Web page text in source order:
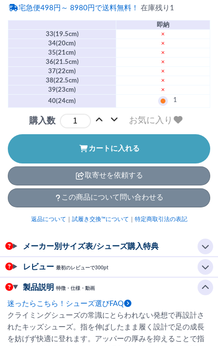
宅急便498円～ 8980円で送料無料！ 在庫残り1
即納
33(19.5cm)
×
34(20cm)
×
35(21cm)
×
36(21.5cm)
×
37(22cm)
×
38(22.5cm)
×
39(23cm)
×
40(24cm)
1
購入数 お気に入り
カートに入れる
取寄せを依頼する
この商品について問い合わせる
返品について 試履き交換™について 特定商取引法の表記
メーカー別サイズ表/シューズ購入特典
レビュー 最初のレビューで300pt
製品説明 特徴・仕様・動画
迷ったらこちら！シューズ選びFAQ
クライミングシューズの常識にとらわれない発想で再設計さ
れたキッズシューズ。指を伸ばしたまま履く設計で足の成長
を妨げず快適に登れます。アッパーの厚みを抑えることで指